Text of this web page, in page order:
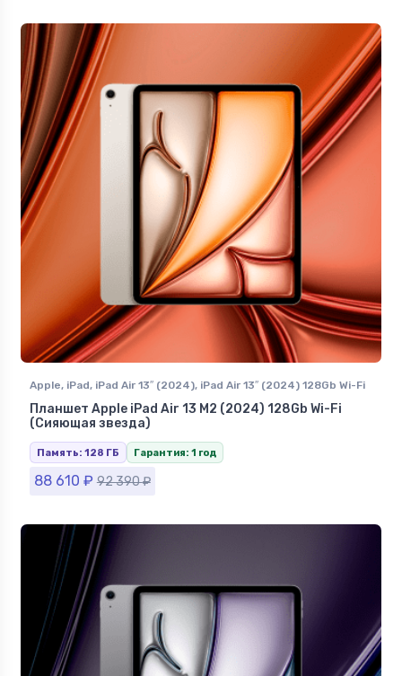
Apple, iPad, iPad Air 13″ (2024), iPad Air 13″ (2024) 128Gb Wi-Fi
Планшет Apple iPad Air 13 M2 (2024) 128Gb Wi-Fi
(Сияющая звезда)
Память: 128 ГБ Гарантия: 1 год
88 610 ₽ 92 390₽